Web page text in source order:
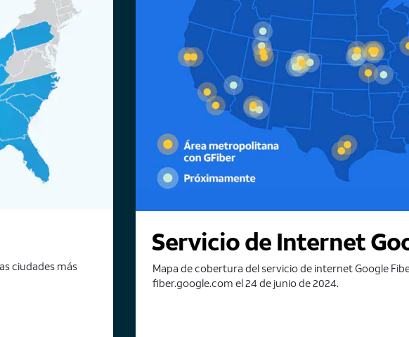
ciudades más
Servicio de Internet
Mapa de cobertura del servicio de internet Google
fiber.google.com el 24 de junio de 2024.